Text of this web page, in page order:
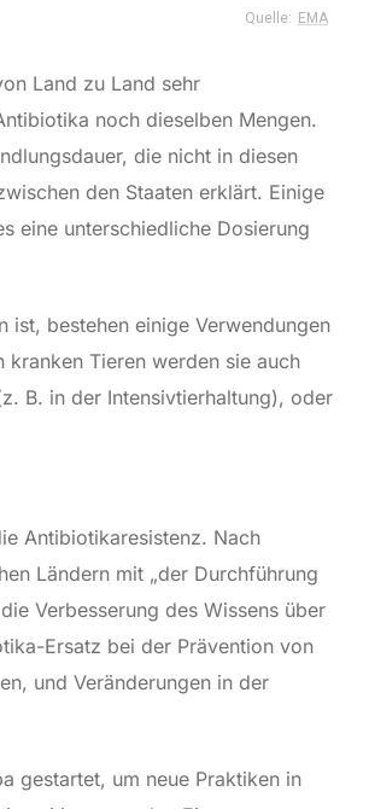
Land zu Land sehr
noch dieselben Mengen.
die nicht in diesen
den Staaten erklärt. Einige
eine unterschiedliche Dosierung
bestehen einige Verwendungen
Tieren werden sie auch
B. in der Intensivtierhaltung), oder
Antibiotikaresistenz. Nach
Ländern mit „der Durchführung
Verbesserung des Wissens über
Ersatz bei der Prävention von
und Veränderungen in der
gestartet, um neue Praktiken in